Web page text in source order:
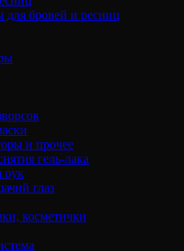
для бровей и ресниц
и прочее
гель-лака
рук
глаз
косметички